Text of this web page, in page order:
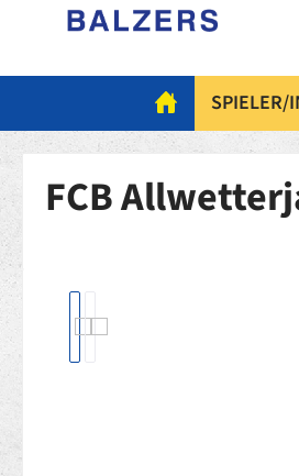
SPIELER/
FCB